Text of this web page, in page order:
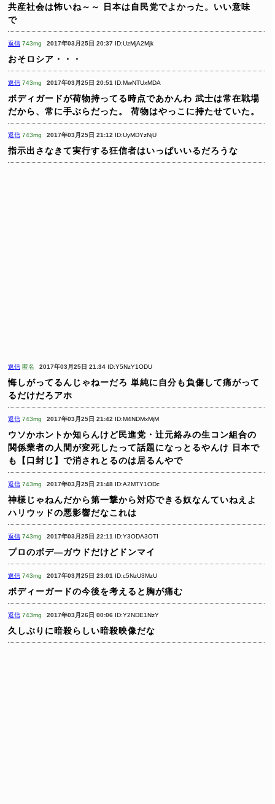
共産社会は怖いね～～
日本は自民党でよかった。いい意味
で
返信 743mg 2017年03月25日 20:37 ID:UzMjA2Mjk
おそロシア・・・
返信 743mg 2017年03月25日 20:51 ID:MwNTUxMDA
ボディガードが荷物持ってる時点であかんわ 武士は常在戦場
だから、常に手ぶらだった。
荷物はやっこに持たせていた。
返信 743mg 2017年03月25日 21:12 ID:UyMDYzNjU
指示出さなきて実行する狂信者はいっぱいいるだろうな
返信 匿名 2017年03月25日 21:34 ID:Y5NzY1ODU
悔しがってるんじゃねーだろ 単純に自分も負傷して痛がって
るだけだろアホ
返信 743mg 2017年03月25日 21:42 ID:M4NDMxMjM
ウソかホントか知らんけど民進党・辻元絡みの生コン組合の
関係業者の人間が変死したって話題になっとるやんけ 日本で
も【口封じ】で消されとるのは居るんやで
返信 743mg 2017年03月25日 21:48 ID:A2MTY1ODc
神様じゃねんだから第一撃から対応できる奴なんていねえよ
ハリウッドの悪影響だなこれは
返信 743mg 2017年03月25日 22:11 ID:Y3ODA3OTI
プロのボデ―ガウドだけどドンマイ
返信 743mg 2017年03月25日 23:01 ID:c5NzU3MzU
ボディーガードの今後を考えると胸が痛む
返信 743mg 2017年03月26日 00:06 ID:Y2NDE1NzY
久しぶりに暗殺らしい暗殺映像だな